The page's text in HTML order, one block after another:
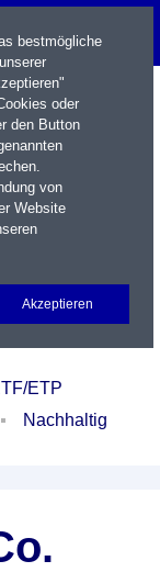
Login
ETP
Nachhaltig
bestmögliche
oder
den Button
von
Website
Akzeptieren